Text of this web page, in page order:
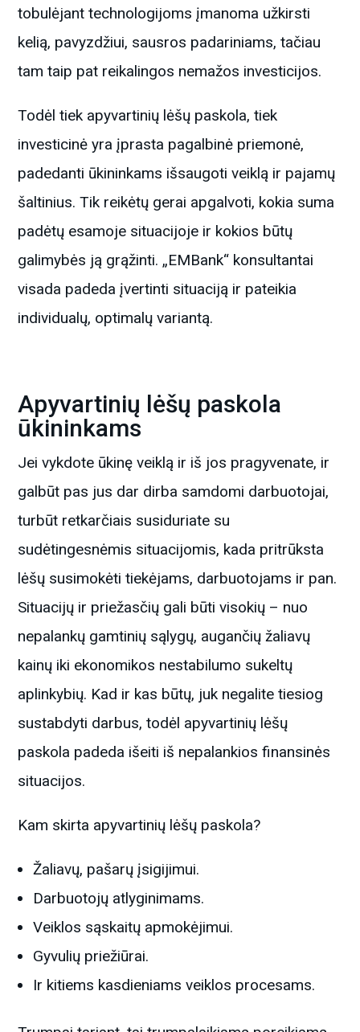
tobulėjant technologijoms įmanoma užkirsti
kelią, pavyzdžiui, sausros padariniams, tačiau
tam taip pat reikalingos nemažos investicijos.
Todėl tiek apyvartinių lėšų paskola, tiek
investicinė yra įprasta pagalbinė priemonė,
padedanti ūkininkams išsaugoti veiklą ir pajamų
šaltinius. Tik reikėtų gerai apgalvoti, kokia suma
padėtų esamoje situacijoje ir kokios būtų
galimybės ją grąžinti. „EMBank“ konsultantai
visada padeda įvertinti situaciją ir pateikia
individualų, optimalų variantą.
Apyvartinių lėšų paskola
ūkininkams
Jei vykdote ūkinę veiklą ir iš jos pragyvenate, ir
galbūt pas jus dar dirba samdomi darbuotojai,
turbūt retkarčiais susiduriate su
sudėtingesnėmis situacijomis, kada pritrūksta
lėšų susimokėti tiekėjams, darbuotojams ir pan.
Situacijų ir priežasčių gali būti visokių – nuo
nepalankų gamtinių sąlygų, augančių žaliavų
kainų iki ekonomikos nestabilumo sukeltų
aplinkybių. Kad ir kas būtų, juk negalite tiesiog
sustabdyti darbus, todėl apyvartinių lėšų
paskola padeda išeiti iš nepalankios finansinės
situacijos.
Kam skirta apyvartinių lėšų paskola?
Žaliavų, pašarų įsigijimui.
Darbuotojų atlyginimams.
Veiklos sąskaitų apmokėjimui.
Gyvulių priežiūrai.
Ir kitiems kasdieniams veiklos procesams.